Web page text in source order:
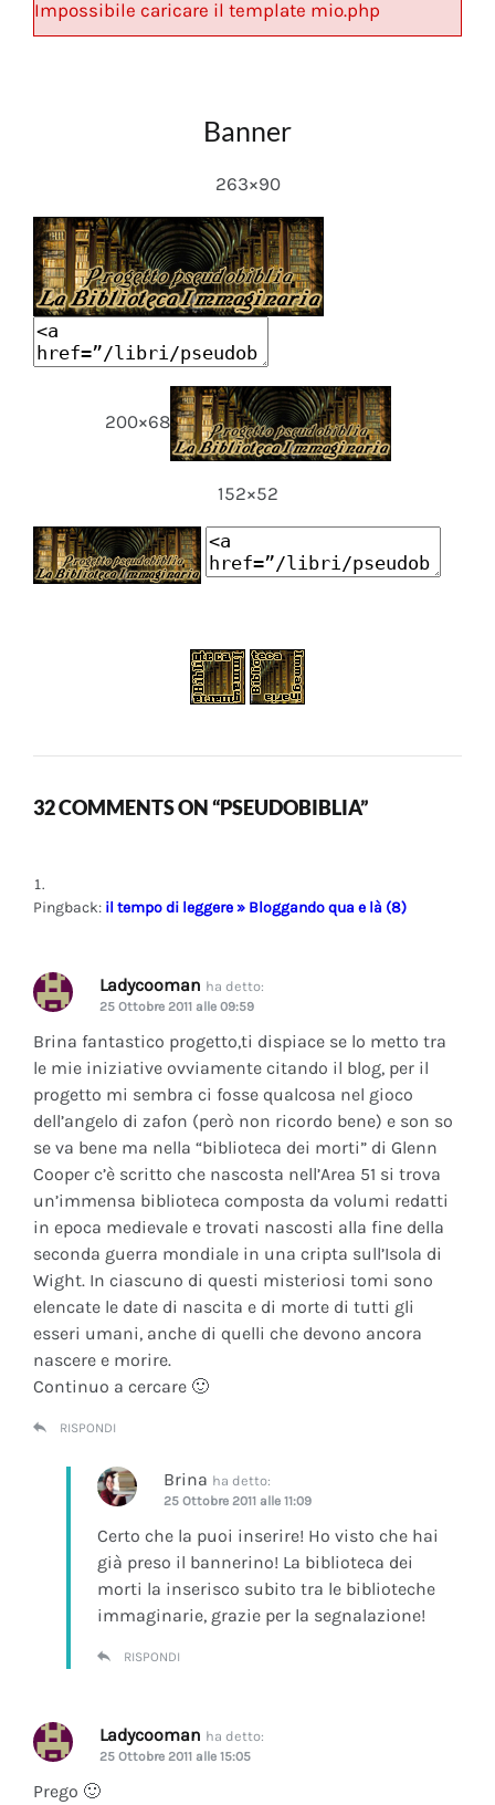
Impossibile caricare il template mio.php
Banner
263×90
200×68
152×52
32 COMMENTS ON “PSEUDOBIBLIA”
Pingback: il tempo di leggere » Bloggando qua e là (8)
Ladycooman ha detto:
25 Ottobre 2011 alle 09:59
Brina fantastico progetto,ti dispiace se lo metto tra
le mie iniziative ovviamente citando il blog, per il
progetto mi sembra ci fosse qualcosa nel gioco
dell’angelo di zafon (però non ricordo bene) e son so
se va bene ma nella “biblioteca dei morti” di Glenn
Cooper c’è scritto che nascosta nell’Area 51 si trova
un’immensa biblioteca composta da volumi redatti
in epoca medievale e trovati nascosti alla fine della
seconda guerra mondiale in una cripta sull’Isola di
Wight. In ciascuno di questi misteriosi tomi sono
elencate le date di nascita e di morte di tutti gli
esseri umani, anche di quelli che devono ancora
nascere e morire.
Continuo a cercare 🙂
RISPONDI
Brina ha detto:
25 Ottobre 2011 alle 11:09
Certo che la puoi inserire! Ho visto che hai
già preso il bannerino! La biblioteca dei
morti la inserisco subito tra le biblioteche
immaginarie, grazie per la segnalazione!
RISPONDI
Ladycooman ha detto:
25 Ottobre 2011 alle 15:05
Prego 🙂